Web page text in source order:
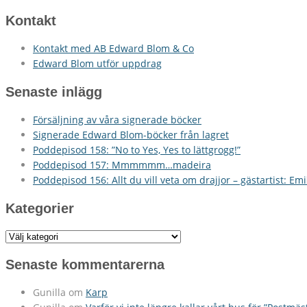
Kontakt
Kontakt med AB Edward Blom & Co
Edward Blom utför uppdrag
Senaste inlägg
Försäljning av våra signerade böcker
Signerade Edward Blom-böcker från lagret
Poddepisod 158: ”No to Yes, Yes to lättgrogg!”
Poddepisod 157: Mmmmmm…madeira
Poddepisod 156: Allt du vill veta om drajjor – gästartist:
Kategorier
Kategorier
Senaste kommentarerna
Gunilla om Karp